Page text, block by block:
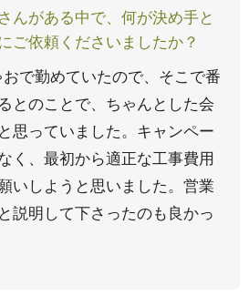
んがある中で、何が決め手と
ご依頼くださいましたか？
で勤めていたので、そこで番
とのことで、ちゃんとした会
思っていました。キャンペー
く、最初から適正な工事費用
いしようと思いました。営業
説明して下さったのも良かっ